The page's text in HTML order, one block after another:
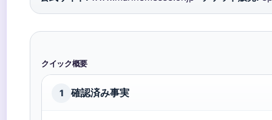
クイック概要
1 確認済み事実